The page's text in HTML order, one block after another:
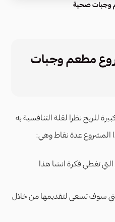
وجبات صحية
مطعم وجبات
للربح نظرا لقلة التنافسية به
عدة نقاط وهي:
تغطي فكرة انشا هذا
سوف تسعى لتقديمها من خلال